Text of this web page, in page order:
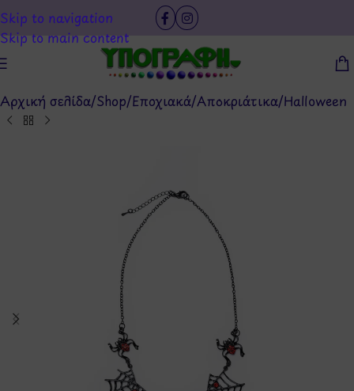
Skip to navigation
Skip to main content
Αρχική σελίδα/Shop/Εποχιακά/Αποκριάτικα/Halloween